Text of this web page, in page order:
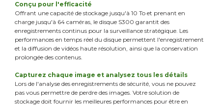
Conçu pour l'efficacité
Offrant une capacité de stockage jusqu'à 10 To et prenant en
charge jusqu'à 64 caméras, le disque S300 garantit des
enregistrements continus pour la surveillance stratégique. Les
performances en temps réel du disque permettent l'enregistrement
et la diffusion de vidéos haute résolution, ainsi que la conservation
prolongée des contenus.
Capturez chaque image et analysez tous les détails
Lors de l'analyse des enregistrements de sécurité, vous ne pouvez
pas vous permettre de perdre des images. Votre solution de
stockage doit fournir les meilleures performances pour être en